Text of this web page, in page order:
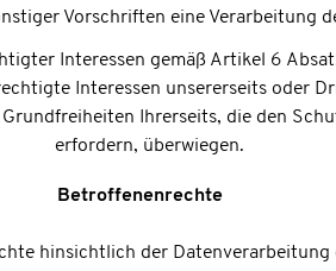
Vorschriften eine Verarbeitung
Interessen gemäß Artikel 6
Interessen unsererseits oder
Ihrerseits, die den
erfordern, überwiegen.
Betroffenenrechte
hinsichtlich der